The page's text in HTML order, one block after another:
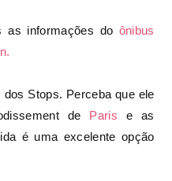
as informações do ônibus
Stops. Perceba que ele
de Paris e as
é uma excelente opção